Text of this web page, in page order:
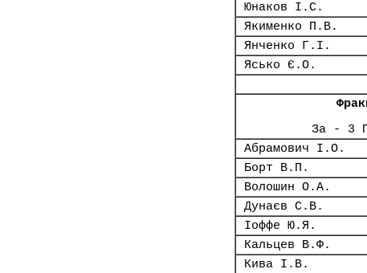
Юнаков І.С.
Якименко П.В.
Янченко Г.І.
Ясько Є.О.
За - 3
Абрамович І.О.
Борт В.П.
Волошин О.А.
Дунаєв С.В.
Іоффе Ю.Я.
Кальцев В.Ф.
Кива І.В.